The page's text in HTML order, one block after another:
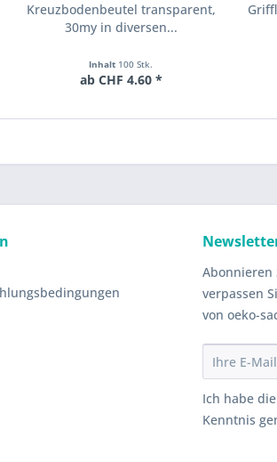
Kreuzbodenbeutel transparent,
30my in diversen...
Inhalt 100 Stk.
ab CHF 4.60 *
Abonnieren
verpassen
von oeko-
Ich habe die
Kenntnis